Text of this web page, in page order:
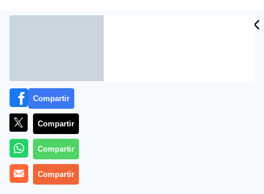
La presidenta del PP de Madrid, Esperanza Aguirre, ha
Compartir
Compartir
Compartir
Compartir